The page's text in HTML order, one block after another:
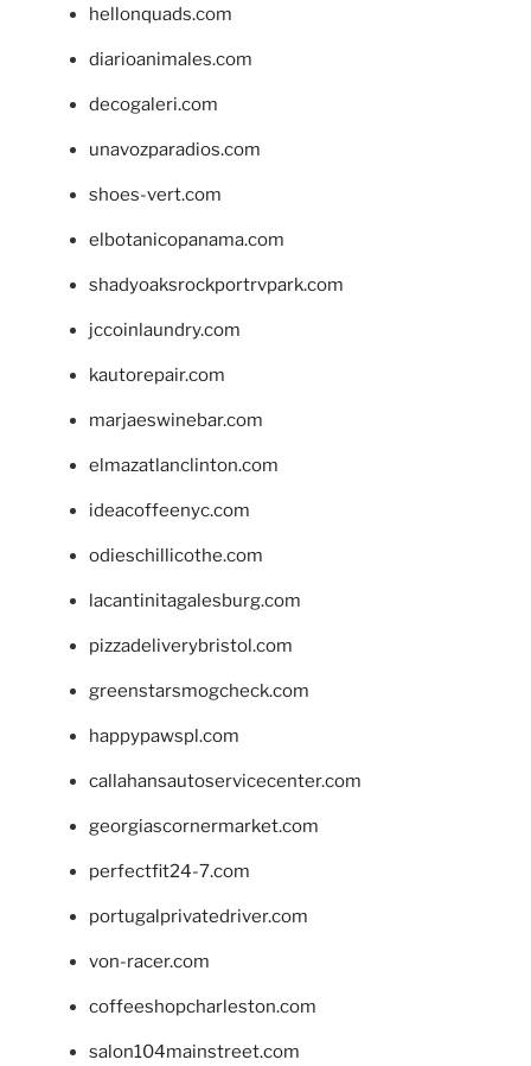
hellonquads.com
diarioanimales.com
decogaleri.com
unavozparadios.com
shoes-vert.com
elbotanicopanama.com
shadyoaksrockportrvpark.com
jccoinlaundry.com
kautorepair.com
marjaeswinebar.com
elmazatlanclinton.com
ideacoffeenyc.com
odieschillicothe.com
lacantinitagalesburg.com
pizzadeliverybristol.com
greenstarsmogcheck.com
happypawspl.com
callahansautoservicecenter.com
georgiascornermarket.com
perfectfit24-7.com
portugalprivatedriver.com
von-racer.com
coffeeshopcharleston.com
salon104mainstreet.com